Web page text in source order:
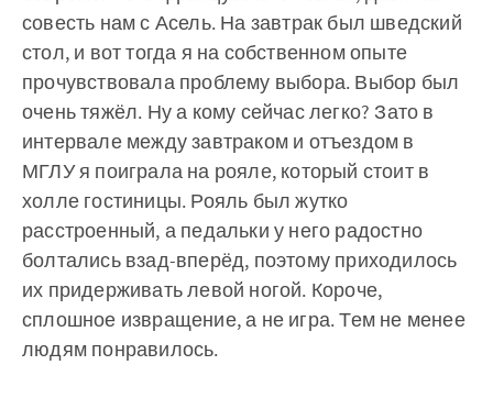
совесть нам с Асель. На завтрак был шведский
стол, и вот тогда я на собственном опыте
прочувствовала проблему выбора. Выбор был
очень тяжёл. Ну а кому сейчас легко? Зато в
интервале между завтраком и отъездом в
МГЛУ я поиграла на рояле, который стоит в
холле гостиницы. Рояль был жутко
расстроенный, а педальки у него радостно
болтались взад-вперёд, поэтому приходилось
их придерживать левой ногой. Короче,
сплошное извращение, а не игра. Тем не менее
людям понравилось.